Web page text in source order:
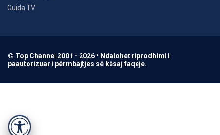
Guida TV
© Top Channel 2001 - 2026 • Ndalohet riprodhimi i
paautorizuar i përmbajtjes së kësaj faqeje.